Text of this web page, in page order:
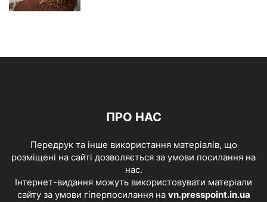
ПРО НАС
Передрук та інше використання матеріалів, що
розміщені на сайті дозволяється за умови посилання на
нас.
Інтернет-видання можуть використовувати матеріали
сайту за умови гіперпосилання на vn.presspoint.in.ua